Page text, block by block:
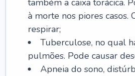
também a caixa torácica.
à morte nos piores casos.
respirar;
Tuberculose, no qual
pulmões. Pode causar
Apneia do sono,